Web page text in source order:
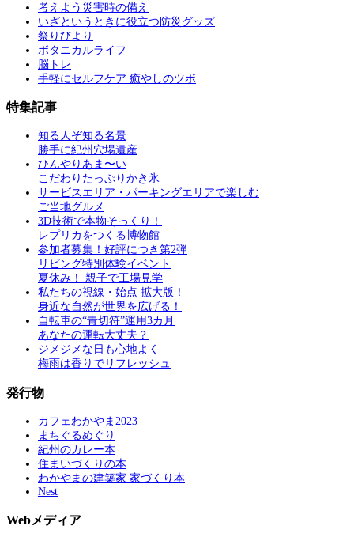
考えよう災害時の備え
いざというときに役立つ防災グッズ
祭りびより
ボタニカルライフ
脳トレ
手軽にセルフケア 癒やしのツボ
特集記事
知る人ぞ知る名景
勝手に紀州穴場遺産
ひんやりあま〜い
こだわりたっぷりかき氷
サービスエリア・パーキングエリアで楽しむ
ご当地グルメ
3D技術で本物そっくり！
レプリカをつくる博物館
参加者募集！好評につき第2弾
リビング特別体験イベント
夏休み！ 親子で工場見学
私たちの視線・始点 拡大版！
身近な自然が世界を広げる！
自転車の“青切符”運用3カ月
あなたの運転大丈夫？
ジメジメな日も心地よく
梅雨は香りでリフレッシュ
発行物
カフェわかやま2023
まちぐるめぐり
紀州のカレー本
住まいづくりの本
わかやまの建築家 家づくり本
Nest
Webメディア